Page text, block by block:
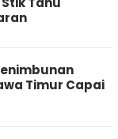
Timur Capai